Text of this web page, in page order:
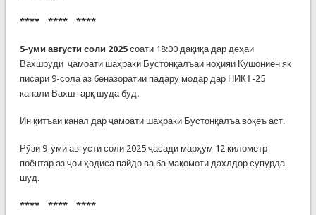
**** **** ****
5-уми августи соли 2025соати 18:00 дақиқа дар деҳаи
Вахшруди ҷамоати шаҳраки Бустонқалъаи ноҳияи Кӯшониён як
писари 9-сола аз беназоратии падару модар дар ПИКТ-25
канали Вахш ғарқ шуда буд.
Ин қитъаи канал дар ҷамоати шаҳраки Бустонқалъа воқеъ аст.
Рӯзи 9-уми августи соли 2025 ҷасади марҳум 12 километр
поёнтар аз ҷои ҳодиса пайдо ва ба мақомоти дахлдор супурда
шуд.
**** **** ****